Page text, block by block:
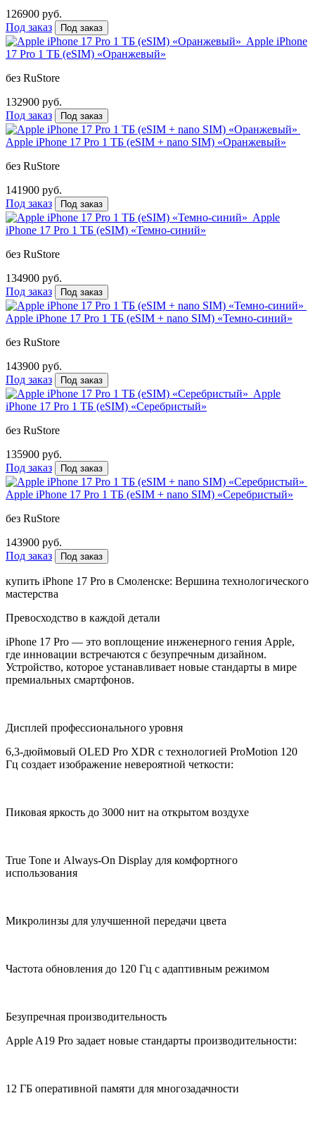
126900 руб.
Под заказ
Под заказ
Apple iPhone
17 Pro 1 ТБ (eSIM) «Оранжевый»
без RuStore
132900 руб.
Под заказ
Под заказ
Apple iPhone 17 Pro 1 ТБ (eSIM + nano SIM) «Оранжевый»
без RuStore
141900 руб.
Под заказ
Под заказ
Apple
iPhone 17 Pro 1 ТБ (eSIM) «Темно-синий»
без RuStore
134900 руб.
Под заказ
Под заказ
Apple iPhone 17 Pro 1 ТБ (eSIM + nano SIM) «Темно-синий»
без RuStore
143900 руб.
Под заказ
Под заказ
Apple
iPhone 17 Pro 1 ТБ (eSIM) «Серебристый»
без RuStore
135900 руб.
Под заказ
Под заказ
Apple iPhone 17 Pro 1 ТБ (eSIM + nano SIM) «Серебристый»
без RuStore
143900 руб.
Под заказ
Под заказ
купить iPhone 17 Pro в Смоленске: Вершина технологического
мастерства
Превосходство в каждой детали
iPhone 17 Pro — это воплощение инженерного гения Apple,
где инновации встречаются с безупречным дизайном.
Устройство, которое устанавливает новые стандарты в мире
премиальных смартфонов.
Дисплей профессионального уровня
6,3-дюймовый OLED Pro XDR с технологией ProMotion 120
Гц создает изображение невероятной четкости:
Пиковая яркость до 3000 нит на открытом воздухе
True Tone и Always-On Display для комфортного
использования
Микролинзы для улучшенной передачи цвета
Частота обновления до 120 Гц с адаптивным режимом
Безупречная производительность
Apple A19 Pro задает новые стандарты производительности:
12 ГБ оперативной памяти для многозадачности